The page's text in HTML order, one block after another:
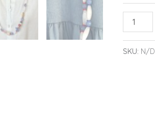
BRISA
MARINA
cantidad
SKU: N/D